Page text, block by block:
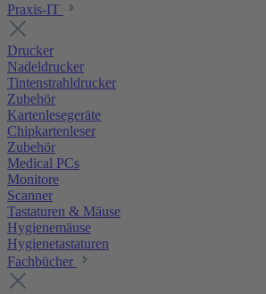
Praxis-IT
Drucker
Nadeldrucker
Tintenstrahldrucker
Zubehör
Kartenlesegeräte
Chipkartenleser
Zubehör
Medical PCs
Monitore
Scanner
Tastaturen & Mäuse
Hygienemäuse
Hygienetastaturen
Fachbücher